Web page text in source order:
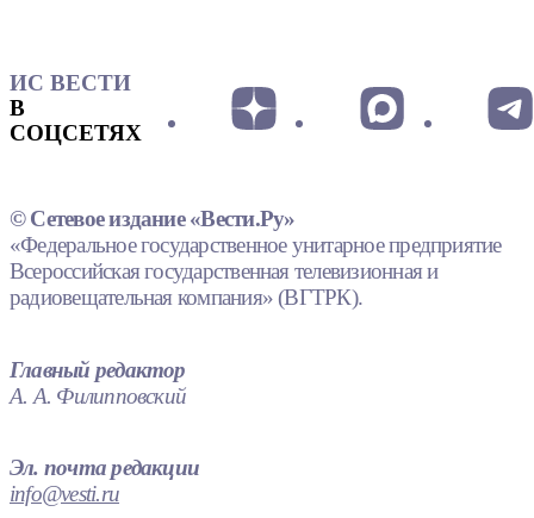
ИС ВЕСТИ
В
СОЦСЕТЯХ
© Сетевое издание «Вести.Ру»
«Федеральное государственное унитарное предприятие
Всероссийская государственная телевизионная и
радиовещательная компания» (ВГТРК).
Главный редактор
А. А. Филипповский
Эл. почта редакции
info@vesti.ru